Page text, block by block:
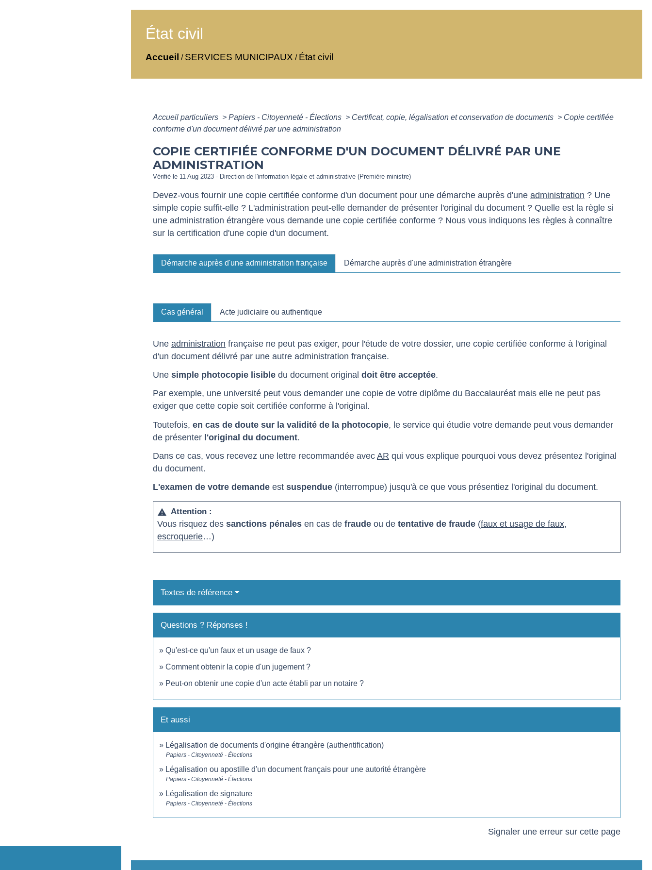
État civil
Accueil / SERVICES MUNICIPAUX / État civil
Accueil particuliers > Papiers - Citoyenneté - Élections > Certificat, copie, légalisation et conservation de documents > Copie certifiée
conforme d'un document délivré par une administration
COPIE CERTIFIÉE CONFORME D'UN DOCUMENT DÉLIVRÉ PAR UNE
ADMINISTRATION
Vérifié le 11 Aug 2023 - Direction de l'information légale et administrative (Première ministre)
Devez-vous fournir une copie certifiée conforme d'un document pour une démarche auprès d'une administration ? Une
simple copie suffit-elle ? L'administration peut-elle demander de présenter l'original du document ? Quelle est la règle si
une administration étrangère vous demande une copie certifiée conforme ? Nous vous indiquons les règles à connaître
sur la certification d'une copie d'un document.
Démarche auprès d'une administration française Démarche auprès d'une administration étrangère
Cas général Acte judiciaire ou authentique
Une administration française ne peut pas exiger, pour l'étude de votre dossier, une copie certifiée conforme à l'original
d'un document délivré par une autre administration française.
Une simple photocopie lisible du document original doit être acceptée.
Par exemple, une université peut vous demander une copie de votre diplôme du Baccalauréat mais elle ne peut pas
exiger que cette copie soit certifiée conforme à l'original.
Toutefois, en cas de doute sur la validité de la photocopie, le service qui étudie votre demande peut vous demander
de présenter l'original du document.
Dans ce cas, vous recevez une lettre recommandée avec AR qui vous explique pourquoi vous devez présentez l'original
du document.
L'examen de votre demande est suspendue (interrompue) jusqu'à ce que vous présentiez l'original du document.
warning Attention :
Vous risquez des sanctions pénales en cas de fraude ou de tentative de fraude (faux et usage de faux,
escroquerie…)
Textes de référence
Questions ? Réponses !
Qu'est-ce qu'un faux et un usage de faux ?
Comment obtenir la copie d'un jugement ?
Peut-on obtenir une copie d'un acte établi par un notaire ?
Et aussi
Légalisation de documents d'origine étrangère (authentification)
Papiers - Citoyenneté - Élections
Légalisation ou apostille d'un document français pour une autorité étrangère
Papiers - Citoyenneté - Élections
Légalisation de signature
Papiers - Citoyenneté - Élections
Signaler une erreur sur cette page